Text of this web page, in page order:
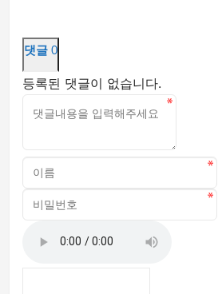
댓글 0
등록된 댓글이 없습니다.